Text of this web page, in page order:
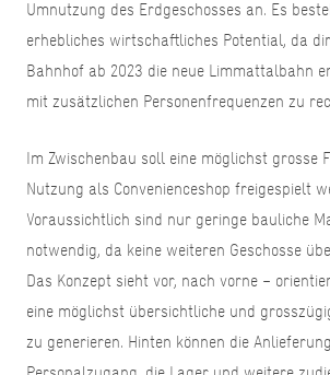
Umnutzung des Erdgeschosses an. Es
erhebliches wirtschaftliches Potential, da
Bahnhof ab 2023 die neue Limmattalbahn
mit zusätzlichen Personenfrequenzen zu
Im Zwischenbau soll eine möglichst grosse
Nutzung als Convenienceshop freigespielt
Voraussichtlich sind nur geringe bauliche
notwendig, da keine weiteren Geschosse
Das Konzept sieht vor, nach vorne –
eine möglichst übersichtliche und
zu generieren. Hinten können die